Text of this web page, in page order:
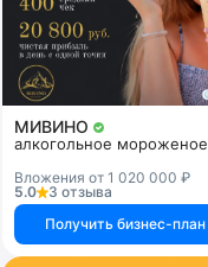
МИВИНО
алкогольное мороженое
Вложения от 1 020 000 ₽
5.0
3 отзыва
Получить бизнес-план